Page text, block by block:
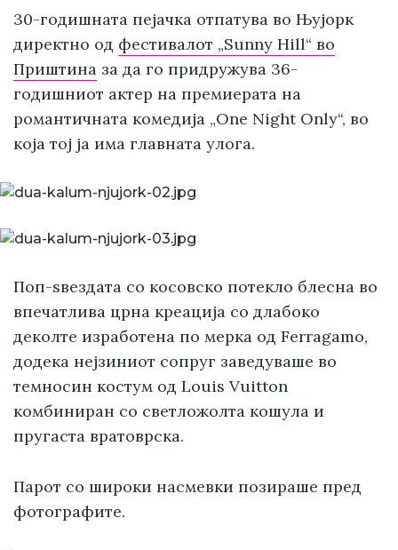
30-годишната пејачка отпатува во Њујорк
директно од фестивалот „Sunny Hill“ во
Приштина за да го придружува 36-
годишниот актер на премиерата на
романтичната комедија „One Night Only“, во
која тој ја има главната улога.
Поп-ѕвездата со косовско потекло блесна во
впечатлива црна креација со длабоко
деколте изработена по мерка од Ferragamo,
додека нејзиниот сопруг заведуваше во
темносин костум од Louis Vuitton
комбиниран со светложолта кошула и
пругаста вратоврска.
Парот со широки насмевки позираше пред
фотографите.